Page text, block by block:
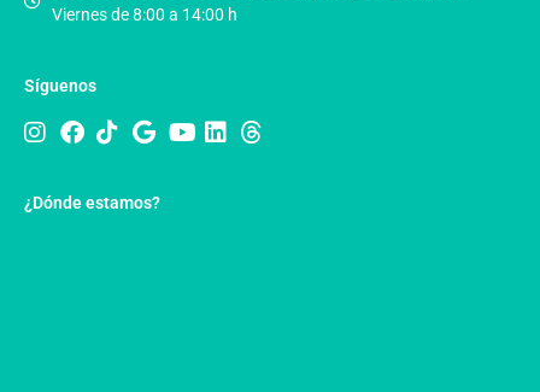
Viernes de 8:00 a 14:00 h
Síguenos
¿Dónde estamos?